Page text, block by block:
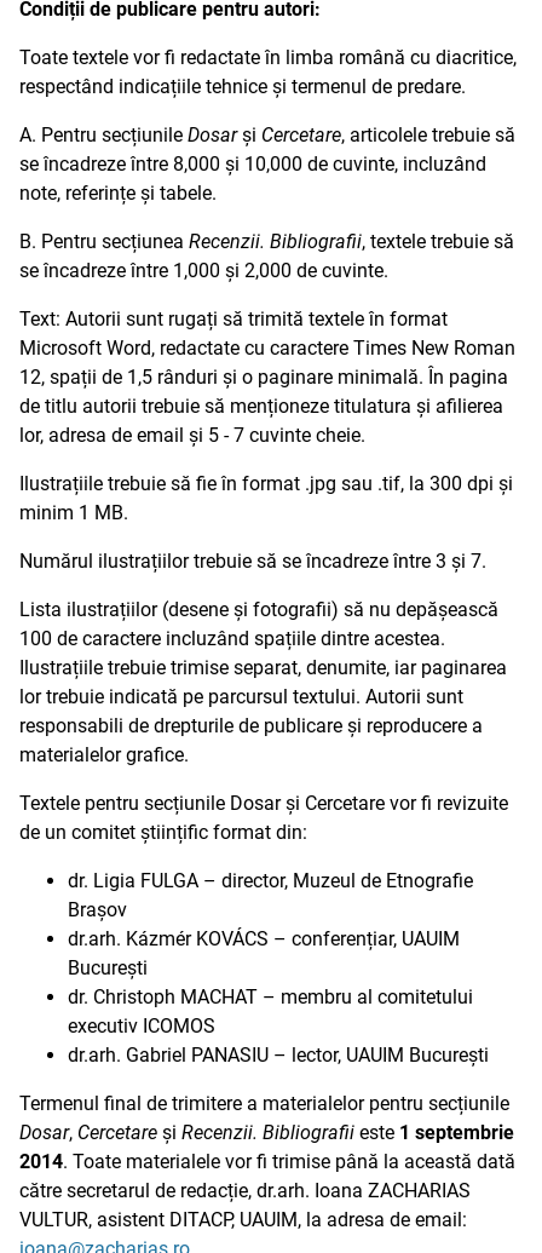
Condiții de publicare pentru autori:
Toate textele vor fi redactate în limba română cu diacritice,
respectând indicațiile tehnice și termenul de predare.
A. Pentru secțiunile Dosarși Cercetare, articolele trebuie să
se încadreze între 8,000 și 10,000 de cuvinte, incluzând
note, referințe și tabele.
B. Pentru secțiunea Recenzii. Bibliografii, textele trebuie să
se încadreze între 1,000 și 2,000 de cuvinte.
Text: Autorii sunt rugați să trimită textele în format
Microsoft Word, redactate cu caractere Times New Roman
12, spații de 1,5 rânduri și o paginare minimală. În pagina
de titlu autorii trebuie să menționeze titulatura și afilierea
lor, adresa de email și 5 - 7 cuvinte cheie.
Ilustrațiile trebuie să fie în format .jpg sau .tif, la 300 dpi și
minim 1 MB.
Numărul ilustrațiilor trebuie să se încadreze între 3 și 7.
Lista ilustrațiilor (desene și fotografii) să nu depășească
100 de caractere incluzând spațiile dintre acestea.
Ilustrațiile trebuie trimise separat, denumite, iar paginarea
lor trebuie indicată pe parcursul textului. Autorii sunt
responsabili de drepturile de publicare și reproducere a
materialelor grafice.
Textele pentru secțiunile Dosar și Cercetare vor fi revizuite
de un comitet științific format din:
dr. Ligia FULGA – director, Muzeul de Etnografie
Brașov
dr.arh. Kázmér KOVÁCS – conferențiar, UAUIM
București
dr. Christoph MACHAT – membru al comitetului
executiv ICOMOS
dr.arh. Gabriel PANASIU – lector, UAUIM București
Termenul final de trimitere a materialelor pentru secțiunile
Dosar, Cercetare și Recenzii. Bibliografii este 1 septembrie
2014. Toate materialele vor fi trimise până la această dată
către secretarul de redacție, dr.arh. Ioana ZACHARIAS
VULTUR, asistent DITACP, UAUIM, la adresa de email: